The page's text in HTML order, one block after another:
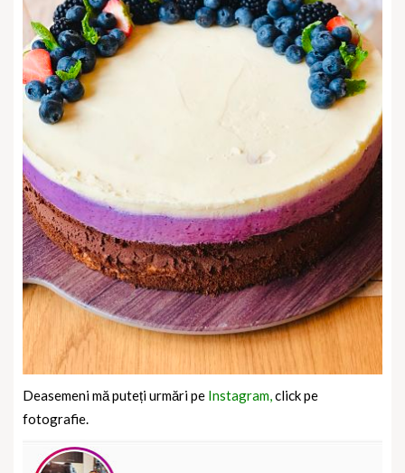
Deasemeni mă puteți urmări pe Instagram,click pe
fotografie.